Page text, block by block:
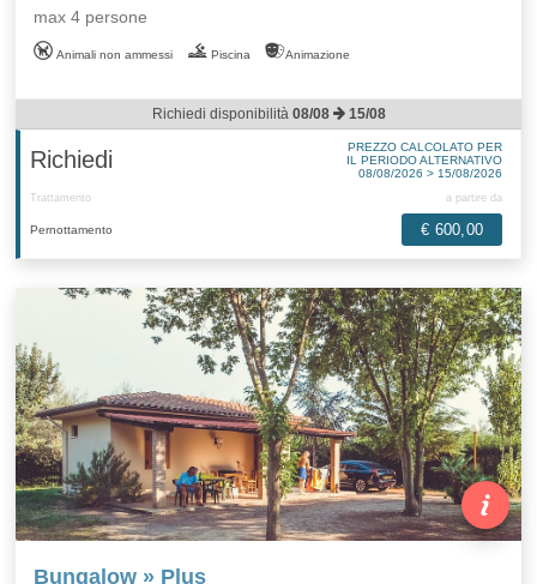
max 4 persone
Animali non ammessi Piscina Animazione
Richiedi disponibilità 08/08 15/08
Richiedi
PREZZO CALCOLATO PER
IL PERIODO ALTERNATIVO
08/08/2026 > 15/08/2026
Trattamento a partire da
Pernottamento € 600,00
Bungalow » Plus